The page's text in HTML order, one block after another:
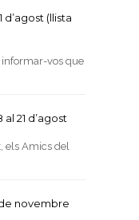
d’agost (llista
informar-vos que
21 d’agost
els Amics del
novembre